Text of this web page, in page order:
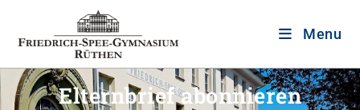
Menu
Elternbrief abonnieren